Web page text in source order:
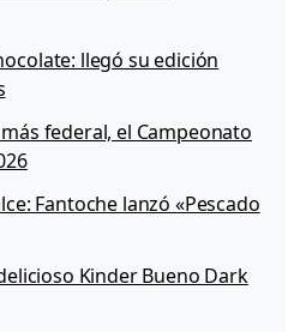
llegó su edición
federal, el Campeonato
Fantoche lanzó «Pescado
Kinder Bueno Dark